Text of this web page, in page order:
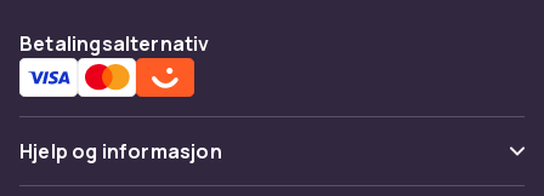
margaritasglass har karakteristiske former.
Materialer og design
De fleste drikkeglass er laget av klart glass,
krystall eller herdet glass. Krystallglass er
Betalingsalternativ
Hjelp og informasjon